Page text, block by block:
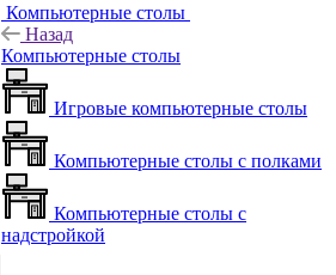
Компьютерные столы
Назад
Компьютерные столы
Игровые компьютерные столы
Компьютерные столы с полками
Компьютерные столы с
надстройкой